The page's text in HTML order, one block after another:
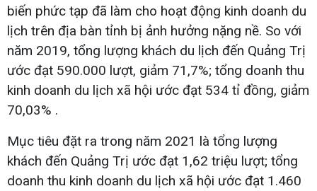
biến phức tạp đã làm cho hoạt động kinh doanh du
lịch trên địa bàn tỉnh bị ảnh hưởng nặng nề. So với
năm 2019, tổng lượng khách du lịch đến Quảng Trị
ước đạt 590.000 lượt, giảm 71,7%; tổng doanh thu
kinh doanh du lịch xã hội ước đạt 534 tỉ đồng, giảm
70,03% .
Mục tiêu đặt ra trong năm 2021 là tổng lượng
khách đến Quảng Trị ước đạt 1,62 triệu lượt; tổng
doanh thu kinh doanh du lịch xã hội ước đạt 1.460